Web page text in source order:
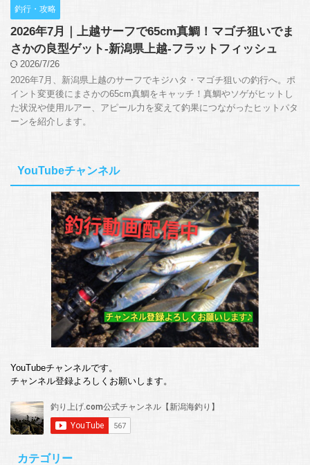
釣行・攻略
2026年7月｜上越サーフで65cm真鯛！マゴチ狙いでま
さかの良型ゲット-新潟県上越-フラットフィッシュ
2026/7/26
2026年7月、新潟県上越のサーフでキジハタ・マゴチ狙いの釣行へ。ポ
イント変更後にまさかの65cm真鯛をキャッチ！真鯛やソゲがヒットし
た状況や使用ルアー、アピール力を変えて釣果につながったヒットパタ
ーンを紹介します。
YouTubeチャンネル
YouTubeチャンネルです。
チャンネル登録よろしくお願いします。
カテゴリー